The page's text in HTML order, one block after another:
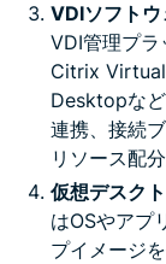
VDIソフトウ
VDI管理プラ
Citrix
Desktopな
連携、接続
リソース配
仮想デスク
はOSやアプ
プイメージ